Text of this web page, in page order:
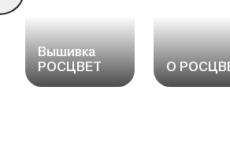
Вышивка
РОСЦВЕТ
О